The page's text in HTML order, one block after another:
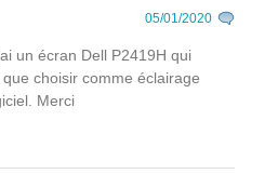
05/01/2020
un écran Dell P2419H qui
choisir comme éclairage
Merci